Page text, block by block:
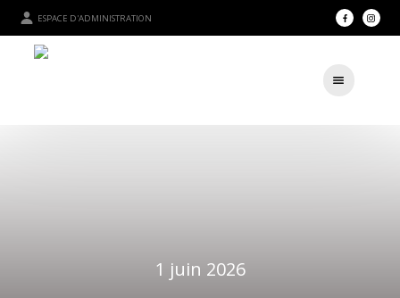
ESPACE D'ADMINISTRATION
1 juin 2026